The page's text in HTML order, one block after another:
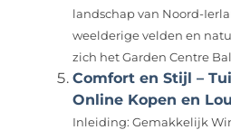
landschap van Noord-
weelderige velden en
zich het Garden Centre
Comfort en Stijl –
Online Kopen en
Inleiding: Gemakkelijk